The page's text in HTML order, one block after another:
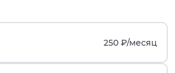
250 ₽/месяц